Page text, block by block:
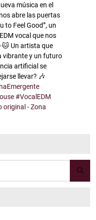
música en el
abre las puertas
to Feel Good”, un
vocal que nos
Un artista que
vibrante y un futuro
artificial se
llevar? 🎶
#VocalEDM
original - Zona